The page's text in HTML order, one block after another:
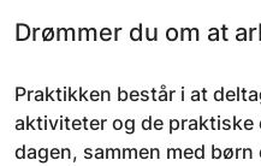
Drømmer du om at
Praktikken består i at
aktiviteter og de praktiske
dagen, sammen med børn